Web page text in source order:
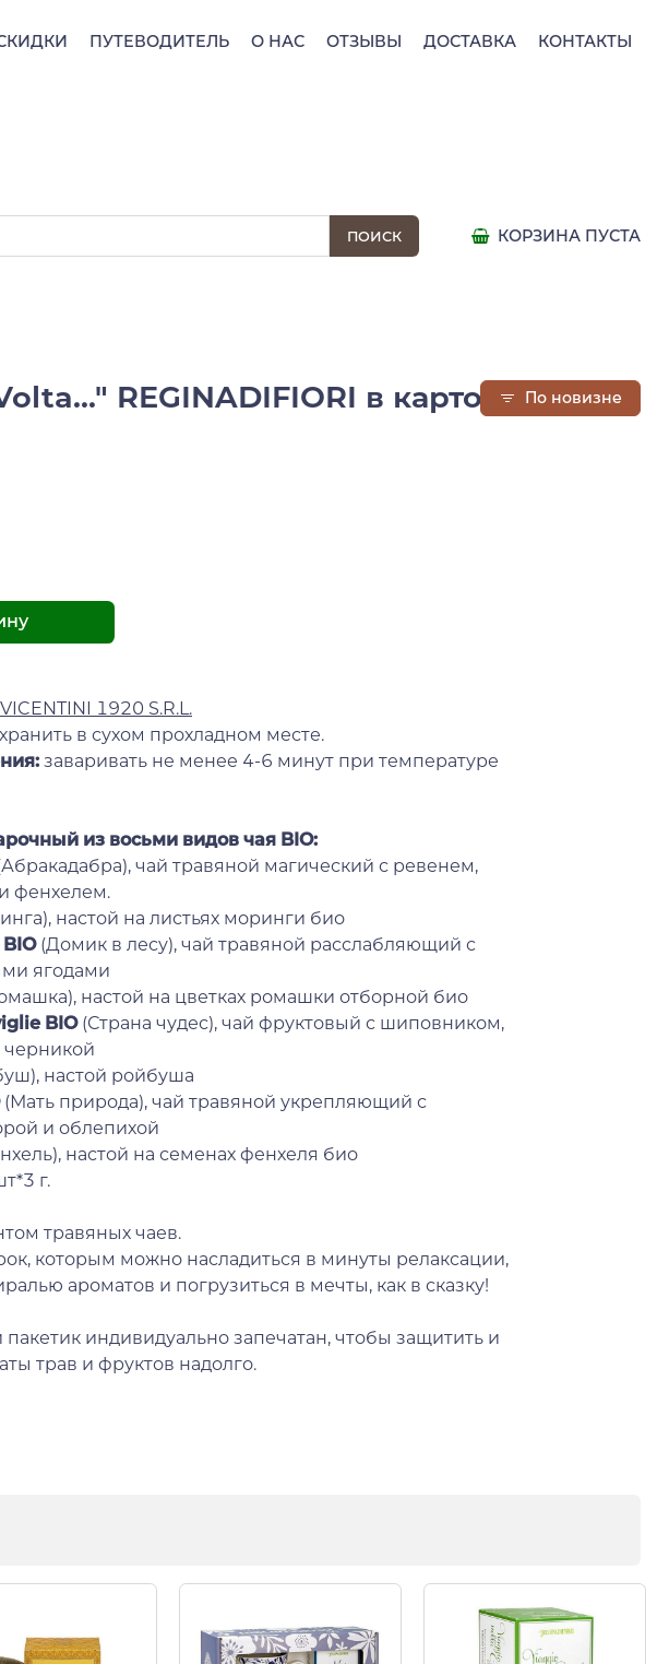
ПУТЕВОДИТЕЛЬ О НАС ОТЗЫВЫ ДОСТАВКА КОНТАКТЫ
КОРЗИНА ПУСТА
REGINADIFIORI в картонной
VICENTINI 1920 S.R.L.
хранить в сухом прохладном месте.
заваривать не менее 4-6 минут при температуре
из восьми видов чая BIO:
чай травяной магический с ревенем,
фенхелем.
настой на листьях моринги био
(Домик в лесу), чай травяной расслабляющий с
ягодами
настой на цветках ромашки отборной био
BIO (Страна чудес), чай фруктовый с шиповником,
черникой
настой ройбуша
(Мать природа), чай травяной укрепляющий с
и облепихой
настой на семенах фенхеля био
г.
травяных чаев.
которым можно насладиться в минуты релаксации,
ароматов и погрузиться в мечты, как в сказку!
индивидуально запечатан, чтобы защитить и
трав и фруктов надолго.
По новизне